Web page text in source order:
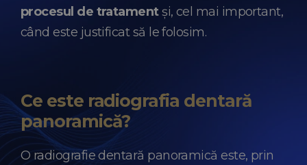
procesul de tratamentși, cel mai important,
când este justificat să le folosim.
Ce este radiografia dentară
panoramică?
O radiografie dentară panoramică este, prin